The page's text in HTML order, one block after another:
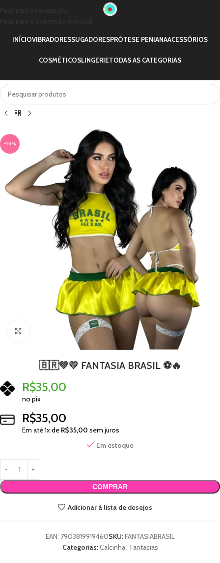
INÍCIOVIBRADORESSUGADORESPRÓTESE PENIANAACESSÓRIOS
COSMÉTICOSLINGERIETODAS AS CATEGORIAS
-53%
Clique para ampliar
🇧🇷💚💛 FANTASIA BRASIL ⚽🔥
R$35,00
no pix
R$35,00
Em até1x de R$35,00 sem juros
Em estoque
COMPRAR
Adicionar à lista de desejos
EAN: 7903819919460SKU:FANTASIABRASIL
Categorias:Calcinha, Fantasias